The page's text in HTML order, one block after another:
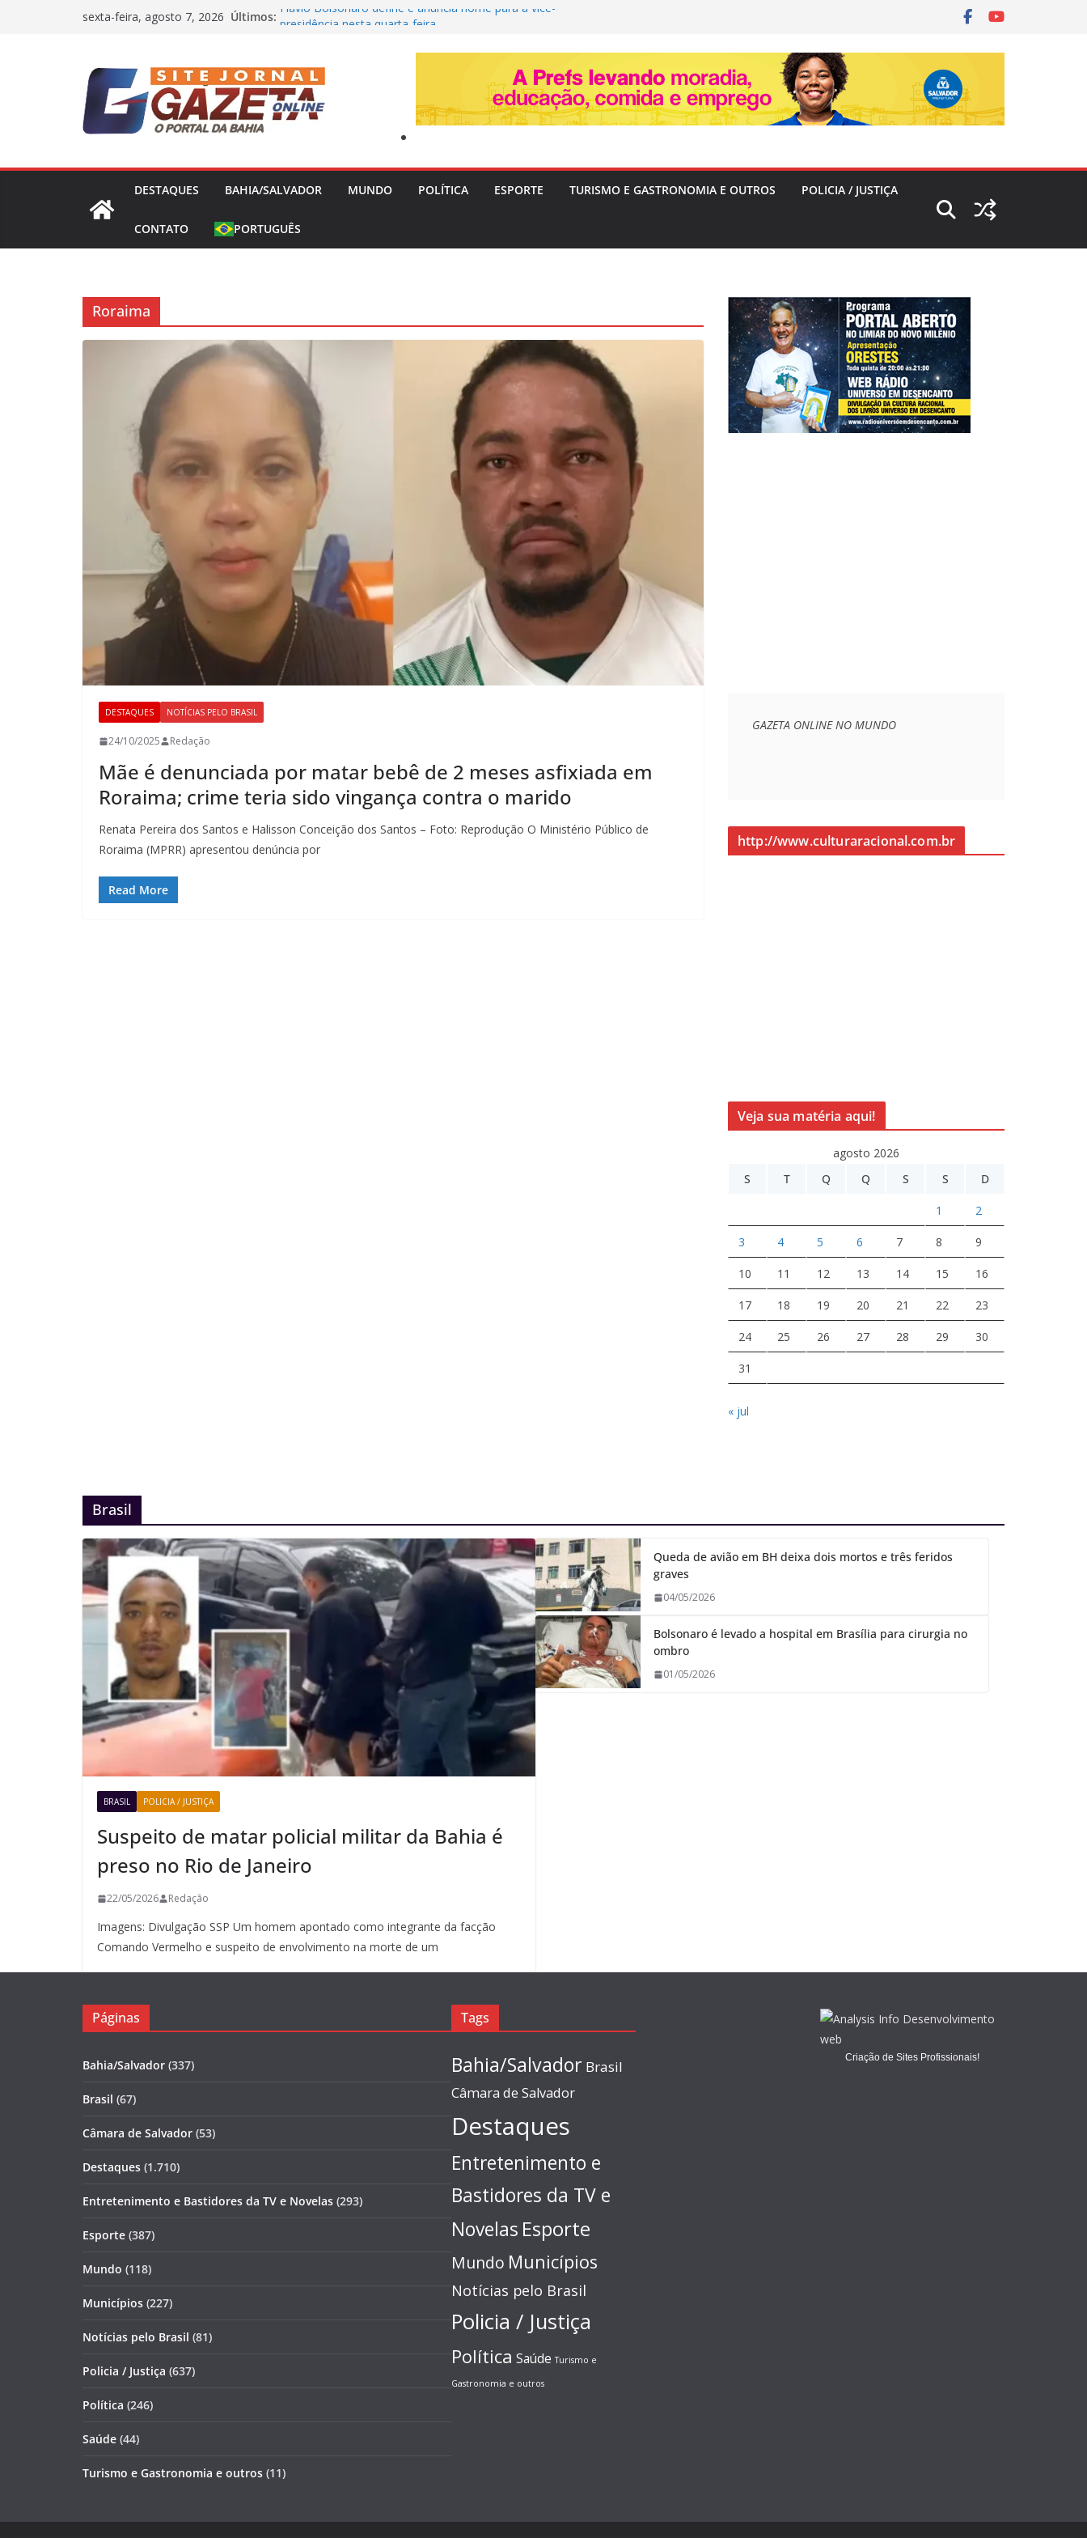
sexta-feira, agosto 7, 2026 Últimos: Flávio Bolsonaro define e anuncia nome para a vice-
Concessões de Táxi na Bahia com Prejuízo Tributário
Capitão da Seleção de Uganda e do SC Villa, David Owori É
Morto a Pedradas Durante Assalto em Kampala
Polícia Civil Destrói Plantação com 20 Mil Pés de Maconha e
Causa Prejuízo de R$ 4 Milhões na Bahia
DESTAQUES
BAHIA/SALVADOR MUNDO POLÍTICA ESPORTE TURISMO E GASTRONOMIA E OUTROS POLICIA / JUSTIÇA
CONTATO PORTUGUÊS
Roraima
DESTAQUES NOTÍCIAS PELO BRASIL
24/10/2025 Redação
Mãe é denunciada por matar bebê de 2 meses asfixiada em
Roraima; crime teria sido vingança contra o marido
Renata Pereira dos Santos e Halisson Conceição dos Santos – Foto: Reprodução O Ministério Público de
Roraima (MPRR) apresentou denúncia por
Read More
GAZETA ONLINE NO MUNDO
http://www.culturaracional.com.br
Veja sua matéria aqui!
agosto 2026
S
T Q Q S S D
1 2
3 4 5 6 7 8 9
10 11 12 13 14 15 16
17 18 19 20 21 22 23
24 25 26 27 28 29 30
31
« jul
Brasil
BRASIL POLICIA / JUSTIÇA
Suspeito de matar policial militar da Bahia é
preso no Rio de Janeiro
22/05/2026 Redação
Imagens: Divulgação SSP Um homem apontado como integrante da facção
Comando Vermelho e suspeito de envolvimento na morte de um
Queda de avião em BH deixa dois mortos e três feridos
graves
04/05/2026
Bolsonaro é levado a hospital em Brasília para cirurgia no
ombro
01/05/2026
Páginas
Bahia/Salvador (337)
Brasil (67)
Câmara de Salvador (53)
Destaques (1.710)
Entretenimento e Bastidores da TV e Novelas (293)
Esporte (387)
Mundo (118)
Municípios (227)
Notícias pelo Brasil (81)
Policia / Justiça (637)
Política (246)
Saúde (44)
Turismo e Gastronomia e outros (11)
Tags
Bahia/Salvador Brasil
Câmara de Salvador
Destaques
Entretenimento e
Bastidores da TV e
Novelas Esporte
Mundo Municípios
Notícias pelo Brasil
Policia / Justiça
Política Saúde Turismo e
Gastronomia e outros
Criação de Sites Profissionais!